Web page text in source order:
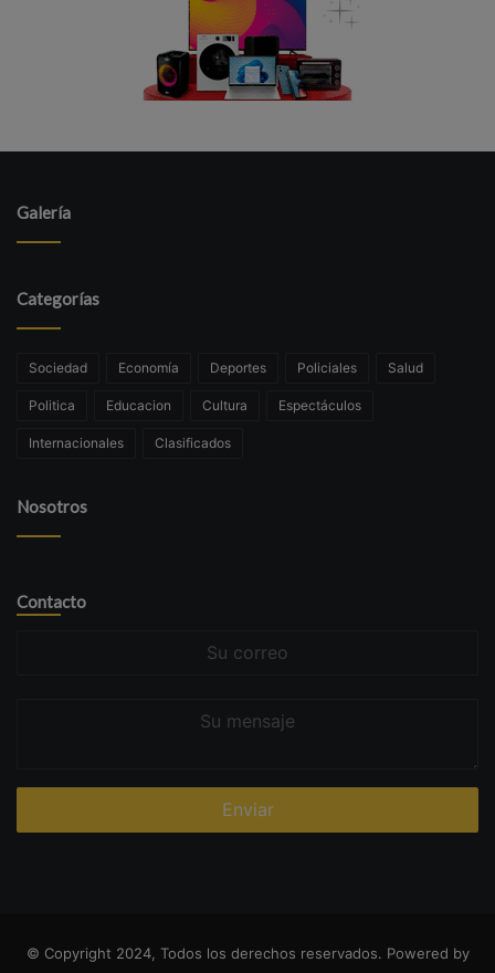
Galería
Categorías
Sociedad Economía Deportes Policiales Salud
Politica Educacion Cultura Espectáculos
Internacionales Clasificados
Nosotros
Contacto
© Copyright 2024, Todos los derechos reservados. Powered by